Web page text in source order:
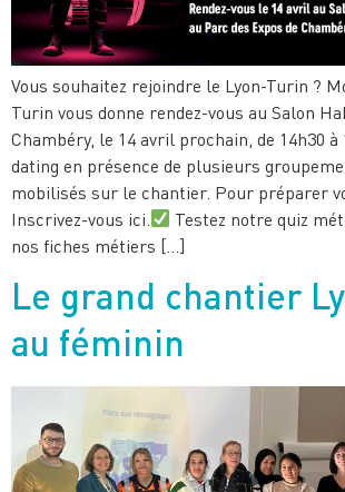
Vous souhaitez rejoindre le Lyon-Turin ?
Turin vous donne rendez-vous au Salon
Chambéry, le 14 avril prochain, de 14h30
dating en présence de plusieurs
mobilisés sur le chantier. Pour préparer
Inscrivez-vous ici.
Testez notre quiz
nos fiches métiers […]
Le grand chantier
au féminin